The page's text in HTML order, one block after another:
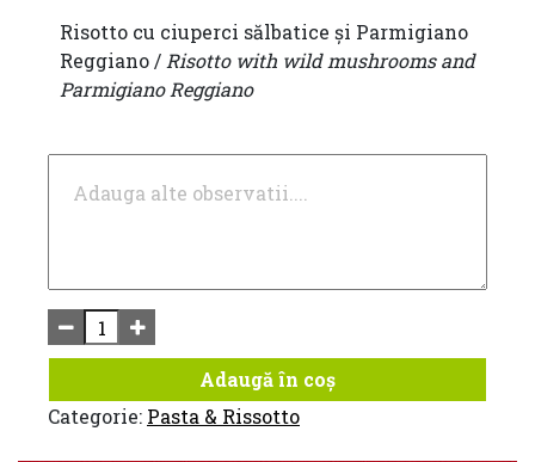
Risotto cu ciuperci sălbatice și Parmigiano
Reggiano / Risotto with wild mushrooms and
Parmigiano Reggiano
Adaugă în coș
Categorie: Pasta & Rissotto